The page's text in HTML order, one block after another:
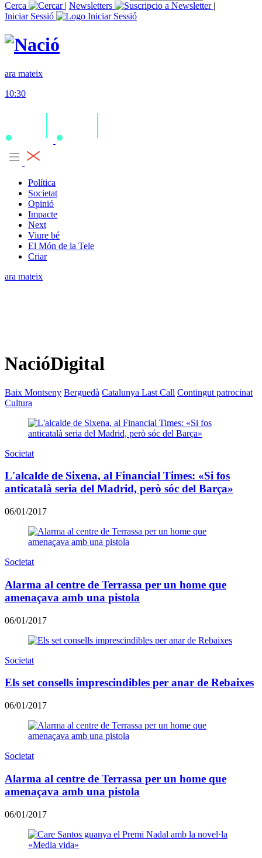
Cerca
| Newsletters
|
Iniciar Sessió
ara mateix
10:30
Política
Societat
Opinió
Impacte
Next
Viure bé
El Món de la Tele
Criar
ara mateix
NacióDigital
Baix Montseny Berguedà Catalunya Last Call Contingut patrocinat
Cultura
Societat
L'alcalde de Sixena, al Financial Times: «Si fos
anticatalà seria del Madrid, però sóc del Barça»
06/01/2017
Societat
Alarma al centre de Terrassa per un home que
amenaçava amb una pistola
06/01/2017
Societat
Els set consells imprescindibles per anar de Rebaixes
06/01/2017
Societat
Alarma al centre de Terrassa per un home que
amenaçava amb una pistola
06/01/2017